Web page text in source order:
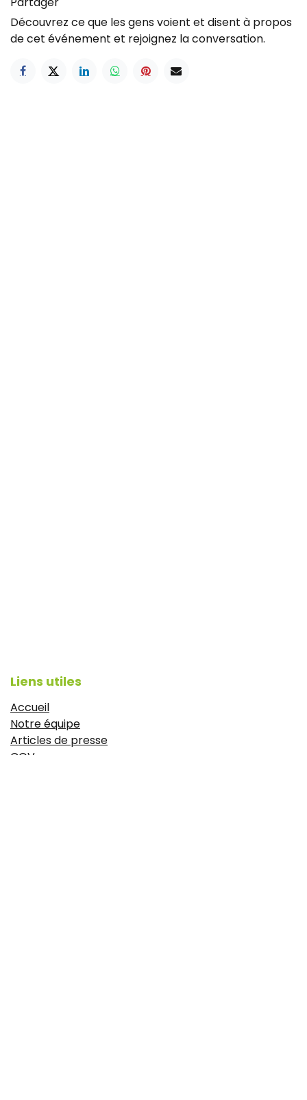
Découvrez ce que les gens voient et disent à propos
de cet événement et rejoignez la conversation.
Liens utiles
Accueil
Notre équipe
Articles de presse
CGV